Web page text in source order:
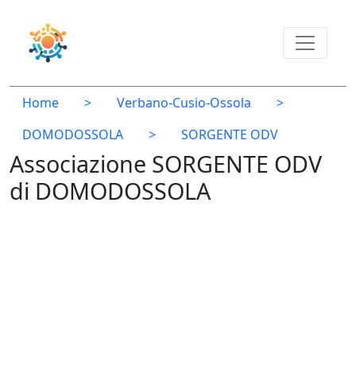
Home > Verbano-Cusio-Ossola
>
DOMODOSSOLA
> SORGENTE ODV
Associazione SORGENTE ODV
di DOMODOSSOLA